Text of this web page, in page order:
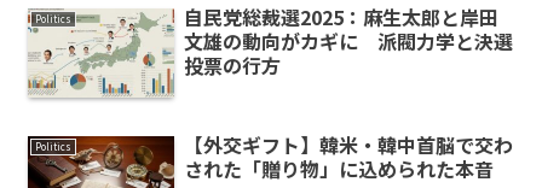
Politics
自民党総裁選2025：麻生太郎と岸田
文雄の動向がカギに 派閥力学と決選
投票の行方
Politics
【外交ギフト】韓米・韓中首脳で交わ
された「贈り物」に込められた本音